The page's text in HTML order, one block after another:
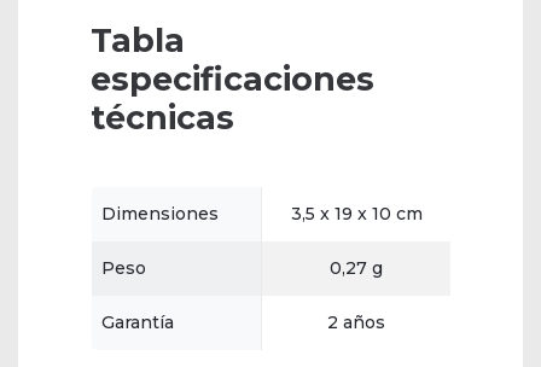
Tabla
especificaciones
técnicas
Dimensiones 3,5 x 19 x 10 cm
Peso 0,27 g
Garantía 2 años